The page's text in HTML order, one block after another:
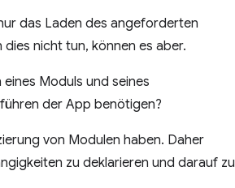
das Laden des angeforderten
nicht tun, können es aber.
Moduls und seines
der App benötigen?
von Modulen haben. Daher
zu deklarieren und darauf zu